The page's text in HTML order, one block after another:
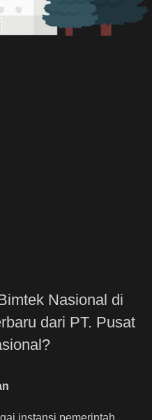
Nasional di
dari PT. Pusat